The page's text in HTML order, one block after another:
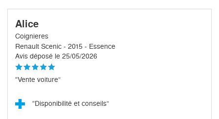
Alice
Coignieres
Renault Scenic - 2015 - Essence
Avis déposé le 25/05/2026
“Vente voiture”
“Disponibilité et conseils”